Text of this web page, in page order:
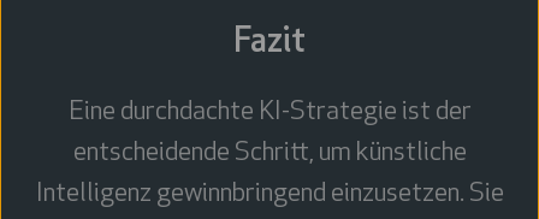
Fazit
Eine durchdachte KI-Strategie ist der
entscheidende Schritt, um künstliche
Intelligenz gewinnbringend einzusetzen. Sie